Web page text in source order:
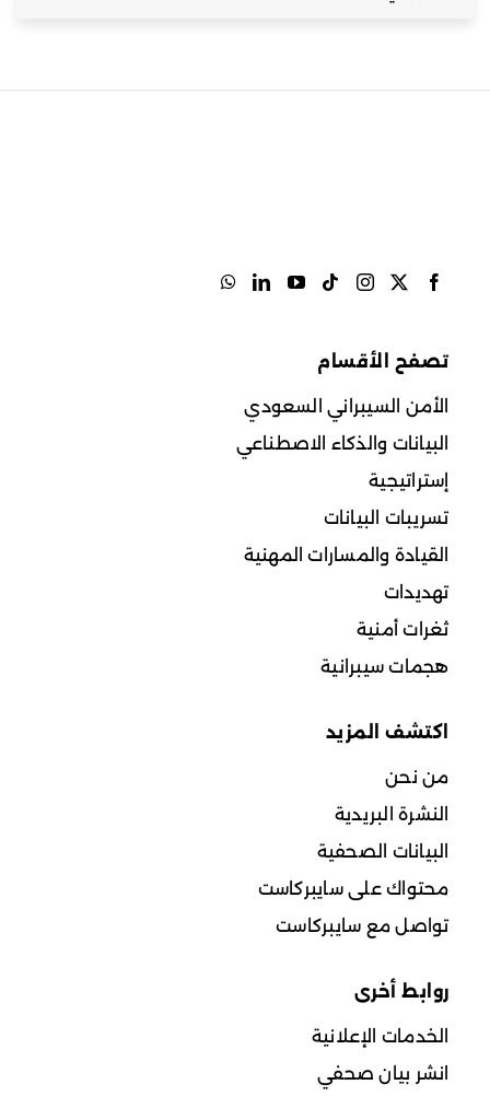
تصفح الأقسام
الأمن السيبراني السعودي
البيانات والذكاء الاصطناعي
إستراتيجية
تسريبات البيانات
القيادة والمسارات المهنية
تهديدات
ثغرات أمنية
هجمات سيبرانية
اكتشف المزيد
من نحن
النشرة البريدية
البيانات الصحفية
محتواك على سايبركاست
تواصل مع سايبركاست
روابط أخرى
الخدمات الإعلانية
انشر بيان صحفي